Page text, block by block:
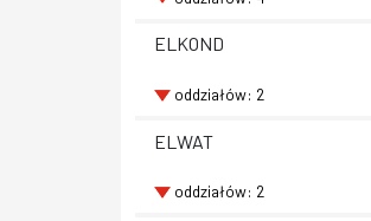
ELKOND
oddziałów: 2
ELWAT
oddziałów: 2